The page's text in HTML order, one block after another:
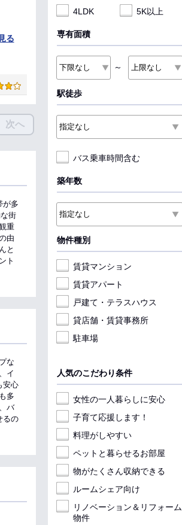
る
次へ
が多
街
重
由
と
ト
な
イ
安心
多
バ
るの
4LDK
5K以上
専有面積
～
駅徒歩
バス乗車時間含む
築年数
物件種別
賃貸マンション
賃貸アパート
戸建て・テラスハウス
貸店舗・賃貸事務所
駐車場
人気のこだわり条件
女性の一人暮らしに安心
子育て応援します！
料理がしやすい
ペットと暮らせるお部屋
物がたくさん収納できる
ルームシェア向け
リノベーション＆リフォーム
物件